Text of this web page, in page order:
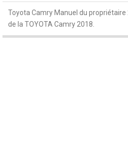
Toyota Camry Manuel du
de la TOYOTA Camry 2018.